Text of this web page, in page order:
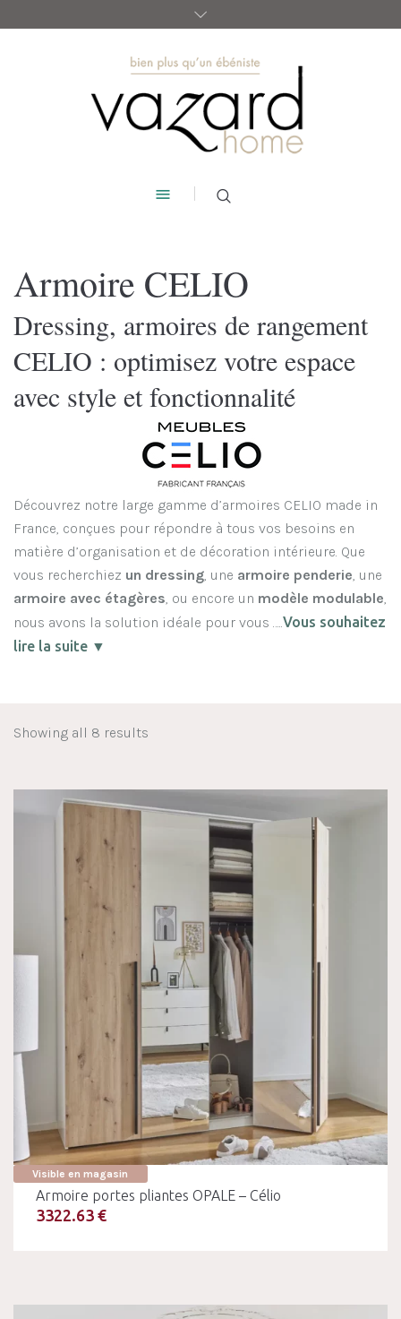
Armoire CELIO
Dressing, armoires de rangement
CELIO : optimisez votre espace
avec style et fonctionnalité
Découvrez notre large gamme d’armoires CELIO made in
France, conçues pour répondre à tous vos besoins en
matière d’organisation et de décoration intérieure. Que
vous recherchiez un dressing, une armoire penderie, une
armoire avec étagères, ou encore un modèle modulable,
nous avons la solution idéale pour vous …..Vous souhaitez
lire la suite ▼
Showing all 8 results
Visible en magasin
Armoire portes pliantes OPALE – Célio
3322.63 €